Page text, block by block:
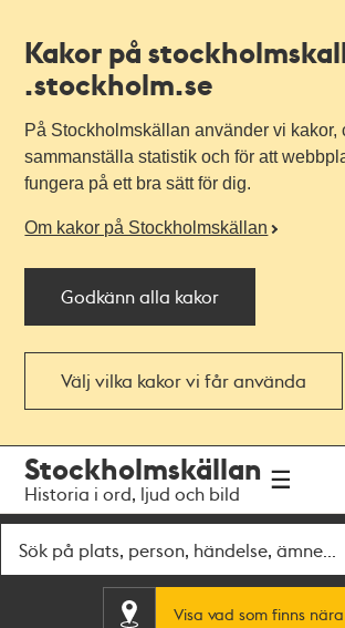
Kakor på
.stockholm.se
På Stockholmskällan använder vi kakor,
sammanställa statistik och för att
fungera på ett bra sätt för dig.
Om kakor på Stockholmskällan
Godkänn alla kakor
Välj vilka kakor vi får använda
navigationen
huvudinnehållet
Stockholmskällan
Historia i ord, ljud och bild
Visa vad som finns